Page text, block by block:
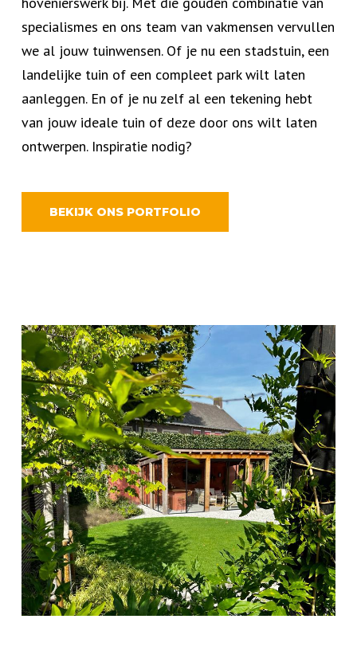
specialismes en ons team van vakmensen vervullen
we al jouw tuinwensen. Of je nu een stadstuin, een
landelijke tuin of een compleet park wilt laten
aanleggen. En of je nu zelf al een tekening hebt
van jouw ideale tuin of deze door ons wilt laten
ontwerpen. Inspiratie nodig?
BEKIJK ONS PORTFOLIO